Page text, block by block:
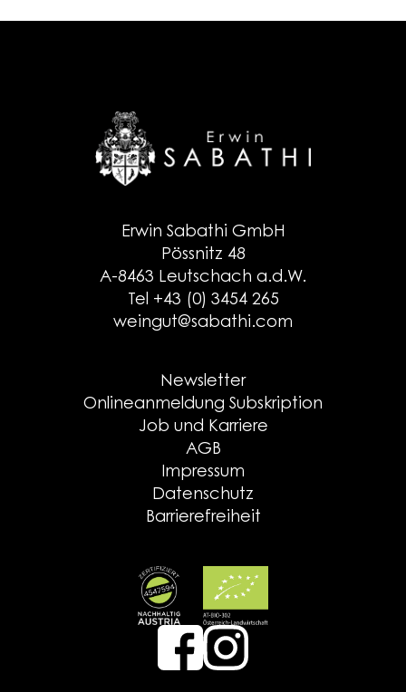
Erwin Sabathi GmbH
Pössnitz 48
A-8463 Leutschach a.d.W.
Tel +43 (0) 3454 265
weingut@sabathi.com
Newsletter
Onlineanmeldung Subskription
Job und Karriere
AGB
Impressum
Datenschutz
Barrierefreiheit